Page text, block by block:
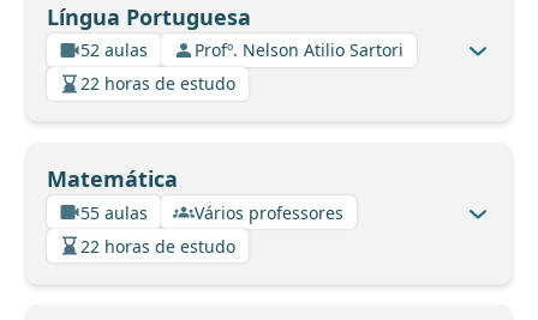
Língua Portuguesa
52 aulas
Profº. Nelson Atilio Sartori
22 horas de estudo
Matemática
55 aulas
Vários professores
22 horas de estudo